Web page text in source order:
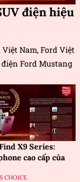
điện hiệu
Nam, Ford Việt
Ford Mustang
X9 Series:
cao cấp của
CHOICE